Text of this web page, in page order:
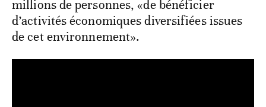
millions de personnes, «de bénéficier
d’activités économiques diversifiées issues
de cet environnement».